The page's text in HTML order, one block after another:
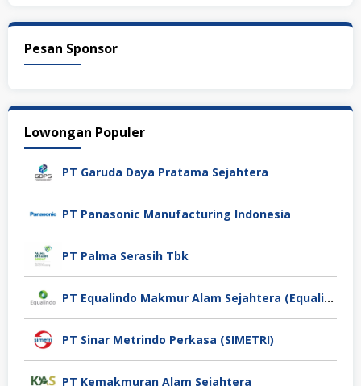
Pesan Sponsor
Lowongan Populer
PT Garuda Daya Pratama Sejahtera
PT Panasonic Manufacturing Indonesia
PT Palma Serasih Tbk
PT Equalindo Makmur Alam Sejahtera (Equalindo Group)
PT Sinar Metrindo Perkasa (SIMETRI)
PT Kemakmuran Alam Sejahtera